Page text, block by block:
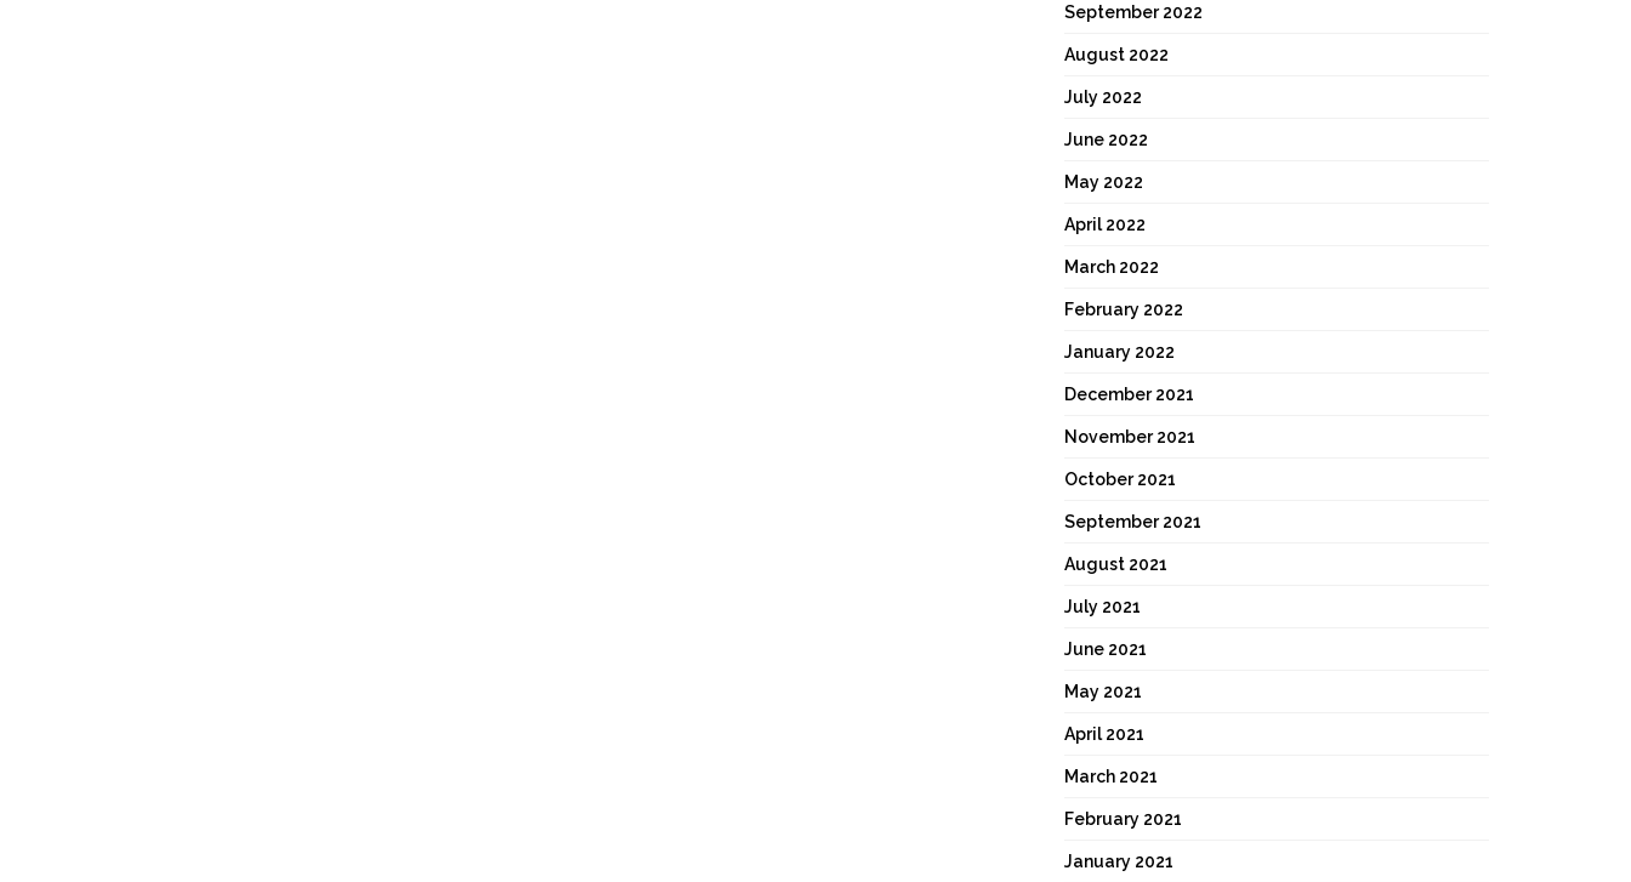
September 2022
August 2022
July 2022
June 2022
May 2022
April 2022
March 2022
February 2022
January 2022
December 2021
November 2021
October 2021
September 2021
August 2021
July 2021
June 2021
May 2021
April 2021
March 2021
February 2021
January 2021